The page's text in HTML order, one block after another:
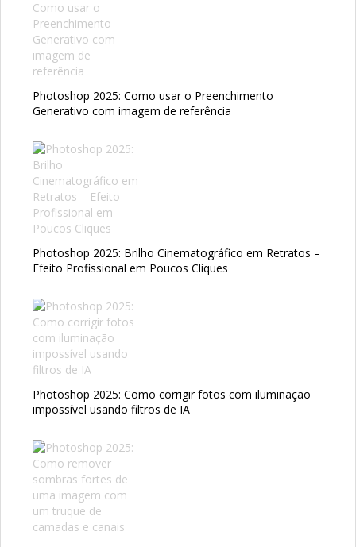
Photoshop 2025: Como usar o Preenchimento
Generativo com imagem de referência
Photoshop 2025: Brilho Cinematográfico em Retratos –
Efeito Profissional em Poucos Cliques
Photoshop 2025: Como corrigir fotos com iluminação
impossível usando filtros de IA